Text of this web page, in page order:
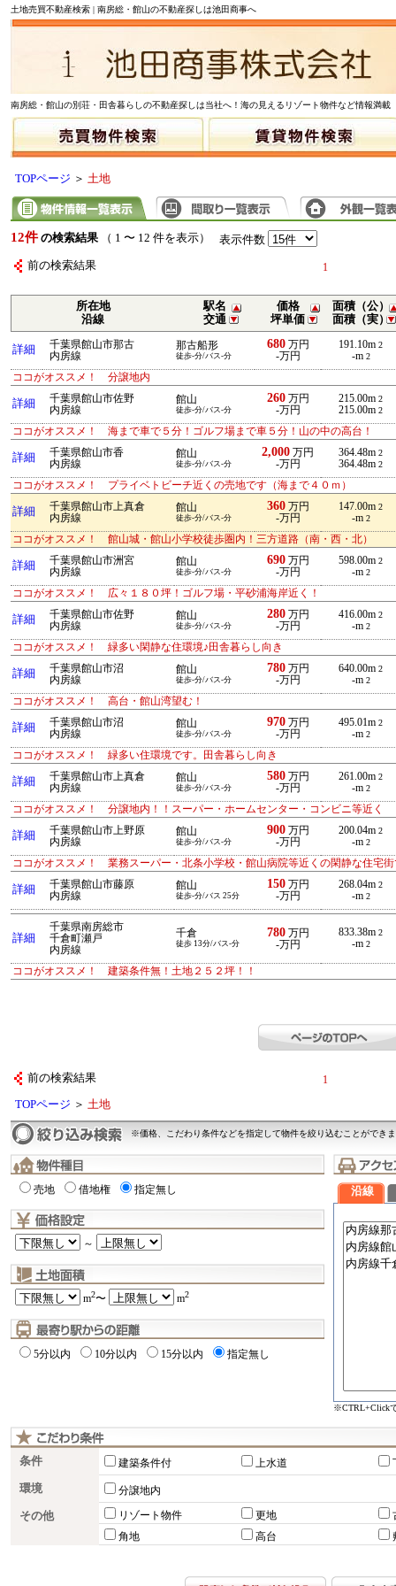
土地売買不動産検索 | 南房総・館山の不動産探しは池田商事へ
南房総・館山の別荘・田舎暮らしの不動産探しは当社へ！海の見えるリゾート物件など情報満載
TOPページ ＞ 土地
12件 の検索結果 （ 1 〜 12 件を表示） 表示件数
前の検索結果 1
所在地
沿線
駅名
交通
価格
坪単価
面積（公）
面積（実）
詳細
千葉県館山市那古
内房線
那古船形
徒歩-分/バス-分
680万円
-万円
191.10m 2
-m 2
ココがオススメ！ 分譲地内
詳細
千葉県館山市佐野
内房線
館山
徒歩-分/バス-分
260万円
-万円
215.00m 2
215.00m 2
ココがオススメ！ 海まで車で５分！ゴルフ場まで車５分！山の中の高台！
詳細
千葉県館山市香
内房線
館山
徒歩-分/バス-分
2,000 万円
-万円
364.48m 2
364.48m 2
ココがオススメ！ プライベトビーチ近くの売地です（海まで４０ｍ）
詳細
千葉県館山市上真倉
内房線
館山
徒歩-分/バス-分
360万円
-万円
147.00m 2
-m 2
ココがオススメ！ 館山城・館山小学校徒歩圏内！三方道路（南・西・北）
詳細
千葉県館山市洲宮
内房線
館山
徒歩-分/バス-分
690万円
-万円
598.00m 2
-m 2
ココがオススメ！ 広々１８０坪！ゴルフ場・平砂浦海岸近く！
詳細
千葉県館山市佐野
内房線
館山
徒歩-分/バス-分
280万円
-万円
416.00m 2
-m 2
ココがオススメ！ 緑多い閑静な住環境♪田舎暮らし向き
詳細
千葉県館山市沼
内房線
館山
徒歩-分/バス-分
780万円
-万円
640.00m 2
-m 2
ココがオススメ！ 高台・館山湾望む！
詳細
千葉県館山市沼
内房線
館山
徒歩-分/バス-分
970万円
-万円
495.01m 2
-m 2
ココがオススメ！ 緑多い住環境です。田舎暮らし向き
詳細
千葉県館山市上真倉
内房線
館山
徒歩-分/バス-分
580万円
-万円
261.00m 2
-m 2
ココがオススメ！ 分譲地内！！スーパー・ホームセンター・コンビニ等近く
詳細
千葉県館山市上野原
内房線
館山
徒歩-分/バス-分
900万円
-万円
200.04m 2
-m 2
ココがオススメ！ 業務スーパー・北条小学校・館山病院等近くの閑静な住宅街
詳細
千葉県館山市藤原
内房線
館山
徒歩-分/バス 25分
150万円
-万円
268.04m 2
-m 2
詳細
千葉県南房総市
千倉町瀬戸
内房線
千倉
徒歩 13分/バス-分
780万円
-万円
833.38m 2
-m 2
ココがオススメ！ 建築条件無！土地２５２坪！！
前の検索結果 1
TOPページ ＞ 土地
※価格、こだわり条件などを指定して物件を絞り込むことができ
売地 借地権 指定無し
～
m2〜 m2
5分以内 10分以内 15分以内 指定無し
沿線
※CTRL+Click
条件 建築条件付 上水道
環境 分譲地内
その他 リゾート物件 更地
角地
高台